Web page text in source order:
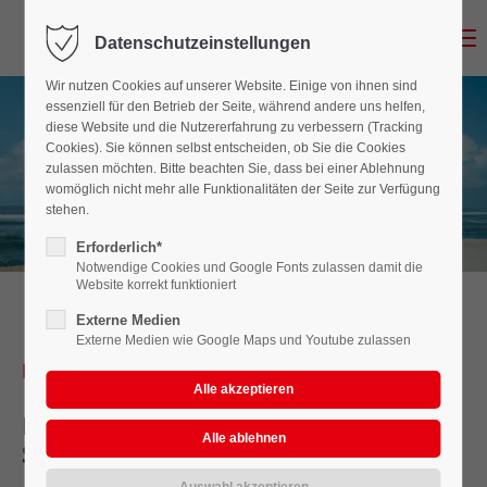
Der Eintrag "offcanvas-col1" existiert leider nicht.
Der Eintrag "offcanvas-col2" existiert leider nicht.
Der Eintrag "offcanvas-col3" existiert leider nicht.
Der Eintrag "offcanvas-col4" existiert leider nicht.
Herzlich willkommen!
Beim Verkehrs-Ausbildungs-Zentrum
Schneider
Datenschutzeinstellungen
Wir nutzen Cookies auf unserer Website. Einige von ihnen sind
essenziell für den Betrieb der Seite, während andere uns helfen,
diese Website und die Nutzererfahrung zu verbessern (Tracking
Cookies). Sie können selbst entscheiden, ob Sie die Cookies
zulassen möchten. Bitte beachten Sie, dass bei einer Ablehnung
womöglich nicht mehr alle Funktionalitäten der Seite zur Verfügung
stehen.
Erforderlich*
Notwendige Cookies und Google Fonts zulassen damit die
Website korrekt funktioniert
Externe Medien
Externe Medien wie Google Maps und Youtube zulassen